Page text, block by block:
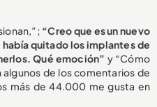
“Creo que es un nuevo
quitado los implantes de
Qué emoción” y “Cómo
algunos de los comentarios de
más de 44.000 me gusta en